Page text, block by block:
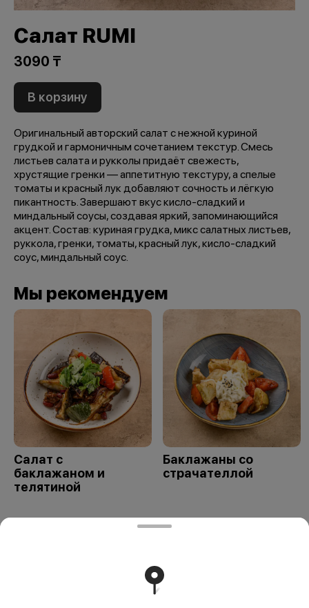
Салат RUMI
3090 ₸
В корзину
Оригинальный авторский салат с нежной куриной
грудкой и гармоничным сочетанием текстур. Смесь
листьев салата и рукколы придаёт свежесть,
хрустящие гренки — аппетитную текстуру, а спелые
томаты и красный лук добавляют сочность и лёгкую
пикантность. Завершают вкус кисло-сладкий и
миндальный соусы, создавая яркий, запоминающийся
акцент. Состав: куриная грудка, микс салатных листьев,
руккола, гренки, томаты, красный лук, кисло-сладкий
соус, миндальный соус.
Мы рекомендуем
Салат с
баклажаном и
телятиной
Баклажаны со
страчателлой
Работает на эффективном ядре